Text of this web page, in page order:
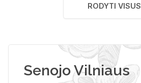
RODYTI VISUS
Senojo Vilniaus